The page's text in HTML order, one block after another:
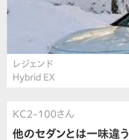
レジェンド
Hybrid EX
KC2-100さん
他のセダンとは一味違う